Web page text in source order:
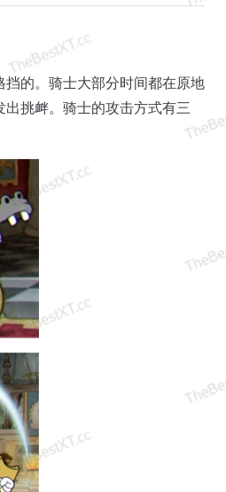
的。骑士大部分时间都在原地
出挑衅。骑士的攻击方式有三